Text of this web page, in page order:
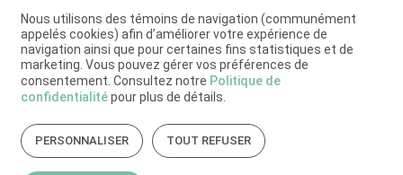
Nous utilisons des témoins de navigation (communément
appelés cookies) afin d’améliorer votre expérience de
navigation ainsi que pour certaines fins statistiques et de
marketing. Vous pouvez gérer vos préférences de
consentement. Consultez notre Politique de
confidentialitépour plus de détails.
PERSONNALISER TOUT REFUSER